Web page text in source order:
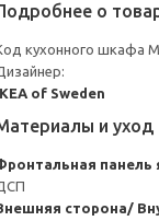
о
кухонного шкафа
of Sweden
и уход
панель
сторона/